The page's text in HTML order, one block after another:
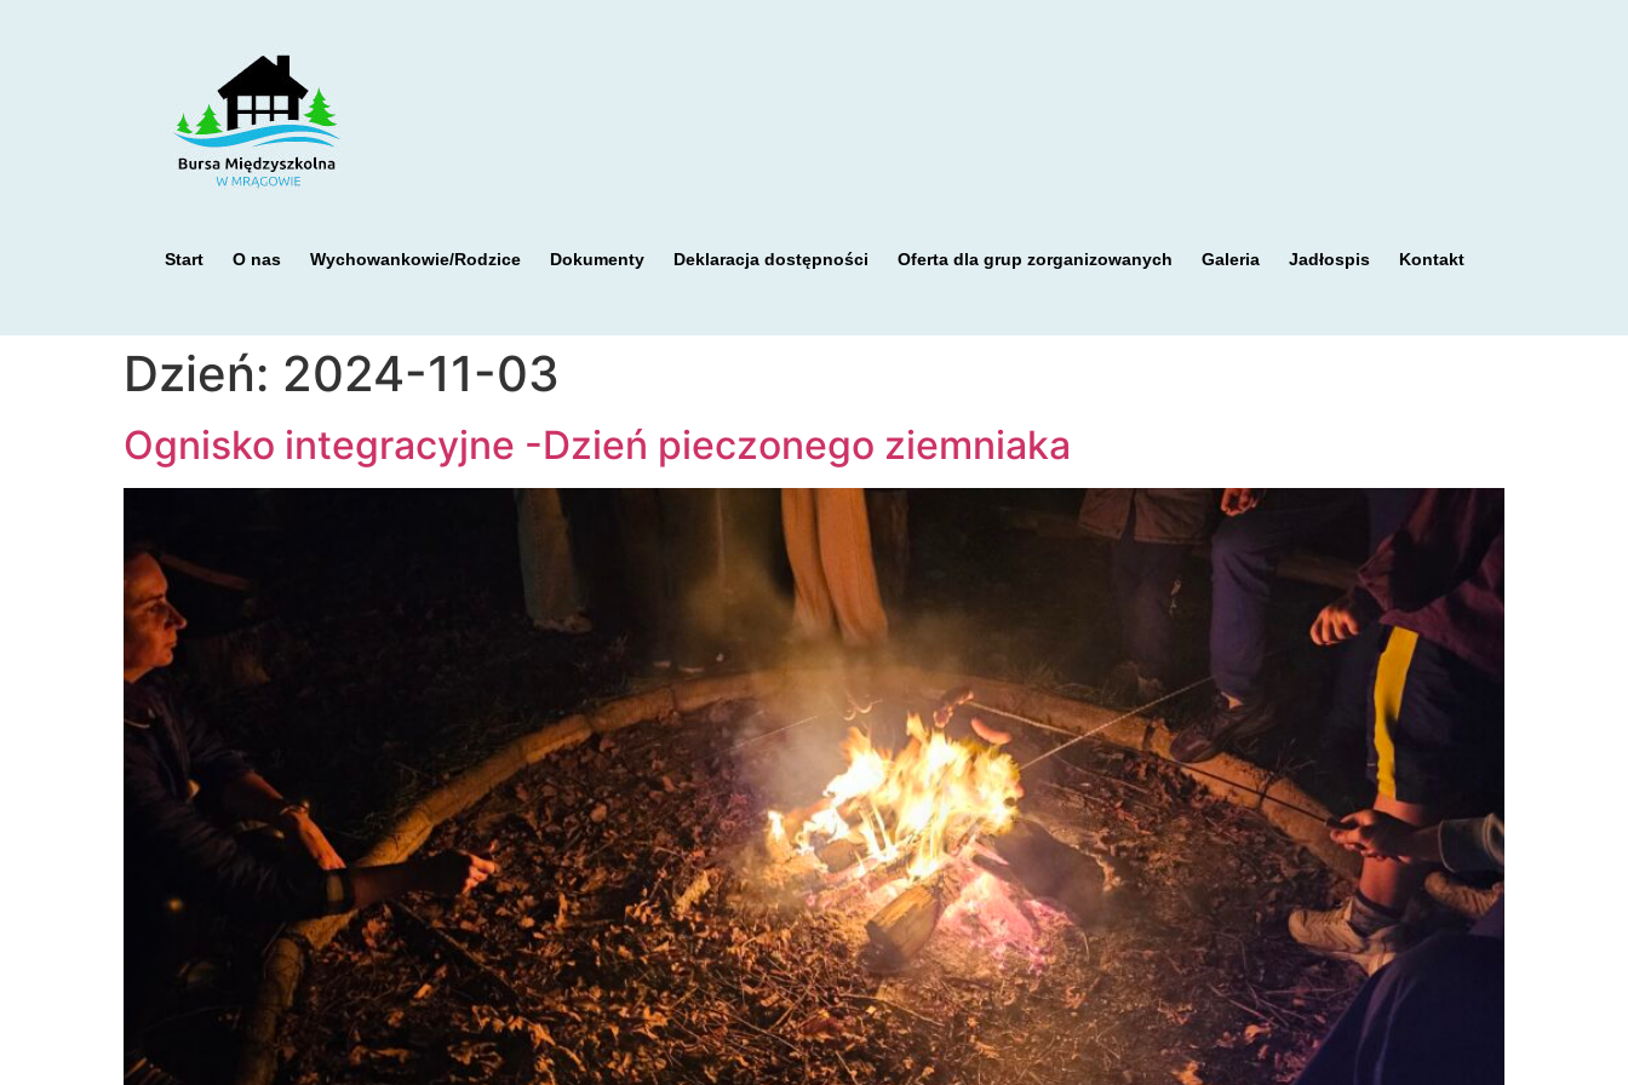
Start O nas Wychowankowie/Rodzice Dokumenty Deklaracja dostępności Oferta dla grup zorganizowanych Galeria Jadłospis Kontakt
Dzień: 2024-11-03
Ognisko integracyjne -Dzień pieczonego ziemniaka